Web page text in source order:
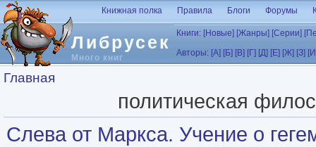
Перейти к основному содержанию
Либрусек
Много книг
Книжная полка Правила Блоги Форумы
Книги: [Новые] [Жанры] [Серии]
Авторы: [А] [Б] [В] [Г] [Д] [Е] [Ж] [З]
Вы здесь
Главная
политическая
Слева от Маркса. Учение о